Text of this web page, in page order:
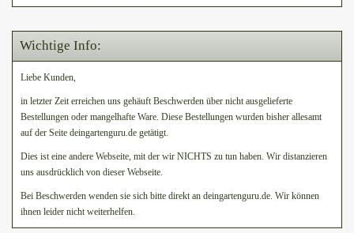
Wichtige Info:
Liebe Kunden,
in letzter Zeit erreichen uns gehäuft Beschwerden über nicht ausgelieferte
Bestellungen oder mangelhafte Ware. Diese Bestellungen wurden bisher allesamt
auf der Seite deingartenguru.de getätigt.
Dies ist eine andere Webseite, mit der wir NICHTS zu tun haben. Wir distanzieren
uns ausdrücklich von dieser Webseite.
Bei Beschwerden wenden sie sich bitte direkt an deingartenguru.de. Wir können
ihnen leider nicht weiterhelfen.